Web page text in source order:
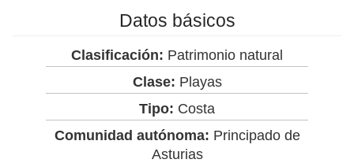
Datos básicos
Clasificación: Patrimonio natural
Clase: Playas
Tipo: Costa
Comunidad autónoma: Principado de
Asturias